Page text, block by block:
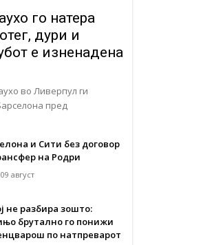
го натера
дури и
е изненадена
во Ливерпул ги
пред
и Сити без договор
на Родри
август
не разбира зошто:
брутално го понижи
по натпреварот